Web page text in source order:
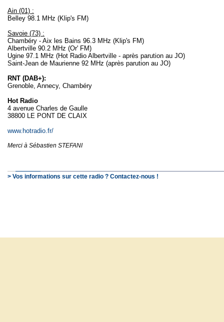
Ain (01) :
Belley 98.1 MHz (Klip's FM)
Savoie (73) :
Chambéry - Aix les Bains 96.3 MHz (Klip's FM)
Albertville 90.2 MHz (Or' FM)
Ugine 97.1 MHz (Hot Radio Albertville - après parution au JO)
Saint-Jean de Maurienne 92 MHz (après parution au JO)
RNT (DAB+):
Grenoble, Annecy, Chambéry
Hot Radio
4 avenue Charles de Gaulle
38800 LE PONT DE CLAIX
www.hotradio.fr/
Merci à Sébastien STEFANI
> Vos informations sur cette radio ? Contactez-nous !